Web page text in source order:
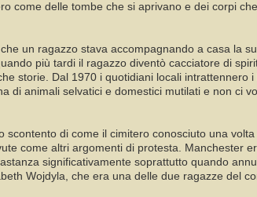
come delle tombe che si aprivano e dei corpi
un ragazzo stava accompagnando a casa la
più tardi il ragazzo diventò cacciatore di
storie. Dal 1970 i quotidiani locali
di animali selvatici e domestici mutilati e non ci
scontento di come il cimitero conosciuto una
come altri argomenti di protesta. Manchester
significativamente soprattutto quando
Wojdyla, che era una delle due ragazze del